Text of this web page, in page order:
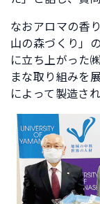
なおアロマの香
山の森づくり」
に立ち上がった
まな取り組みを
によって製造さ